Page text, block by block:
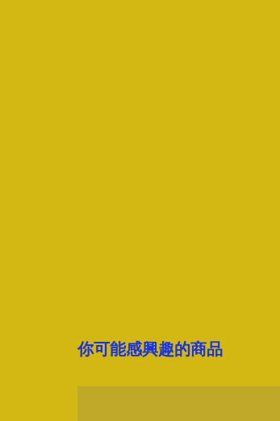
你可能感興趣的商品